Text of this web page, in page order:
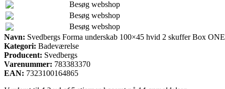
Besøg webshop
Besøg webshop
Besøg webshop
Navn: Svedbergs Forma underskab 100×45 hvid 2 skuffer Box ONE
Kategori: Badeværelse
Producent: Svedbergs
Varenummer: 783383370
EAN: 7323100164865